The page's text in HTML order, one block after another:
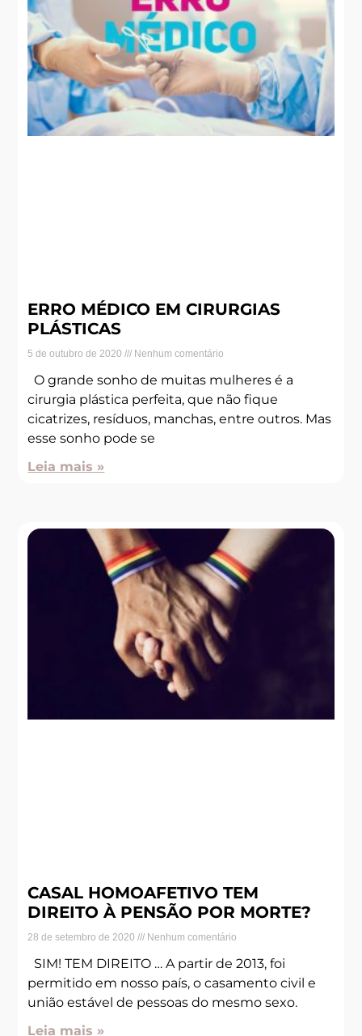
ERRO MÉDICO EM CIRURGIAS
PLÁSTICAS
5 de outubro de 2020 Nenhum comentário
O grande sonho de muitas mulheres é a
cirurgia plástica perfeita, que não fique
cicatrizes, resíduos, manchas, entre outros. Mas
esse sonho pode se
Leia mais »
CASAL HOMOAFETIVO TEM
DIREITO À PENSÃO POR MORTE?
28 de setembro de 2020 Nenhum comentário
SIM! TEM DIREITO … A partir de 2013, foi
permitido em nosso país, o casamento civil e
união estável de pessoas do mesmo sexo.
Leia mais »